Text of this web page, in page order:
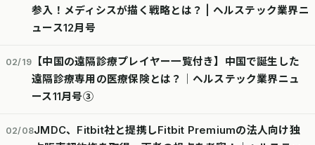
参入！メディシスが描く戦略とは？ | ヘルステック業界ニ
ュース12月号
02/19
【中国の遠隔診療プレイヤー一覧付き】中国で誕生した
遠隔診療専用の医療保険とは？│ヘルステック業界ニュ
ース11月号③
02/08JMDC、Fitbit社と提携しFitbit Premiumの法人向け独